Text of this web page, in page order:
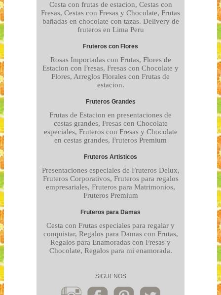
Cesta con frutas de estacion, Cestas con
Fresas, Cestas con Fresas y Chocolate, Frutas
bañadas en chocolate con tazas. Delivery de
fruteros en Lima Peru
Fruteros con Flores
Rosas Importadas con Frutas, Flores de
Estacion con Fresas, Fresas con Chocolate y
Flores, Arreglos Florales con Frutas de
estacion.
Fruteros Grandes
Frutas de Estacion en presentaciones de
cestas grandes, Fresas con Chocolate
especiales, Fruteros con Fresas y Chocolate
en cestas grandes, Fruteros Premium
Fruteros Artisticos
Presentaciones especiales de Fruteros Delux,
Fruteros Corporativos, Fruteros para regalos
empresariales, Fruteros para Matrimonios,
Fruteros Premium
Fruteros para Damas
Cesta con Frutas especiales para regalar y
conquistar, Regalos para Damas con Frutas,
Regalos para Enamoradas con Fresas y
Chocolate, Regalos para mi enamorada.
SIGUENOS